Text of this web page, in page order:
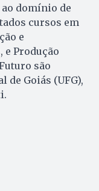
domínio de
cursos em
e
e Produção
são
de Goiás (UFG),